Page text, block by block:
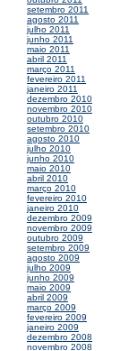
setembro 2011
agosto 2011
julho 2011
junho 2011
maio 2011
abril 2011
março 2011
fevereiro 2011
janeiro 2011
dezembro 2010
novembro 2010
outubro 2010
setembro 2010
agosto 2010
julho 2010
junho 2010
maio 2010
abril 2010
março 2010
fevereiro 2010
janeiro 2010
dezembro 2009
novembro 2009
outubro 2009
setembro 2009
agosto 2009
julho 2009
junho 2009
maio 2009
abril 2009
março 2009
fevereiro 2009
janeiro 2009
dezembro 2008
novembro 2008